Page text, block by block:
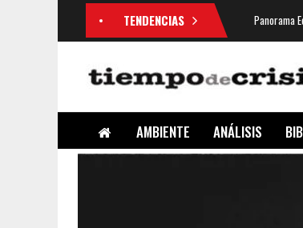
TENDENCIAS Panorama
AMBIENTE ANÁLISIS